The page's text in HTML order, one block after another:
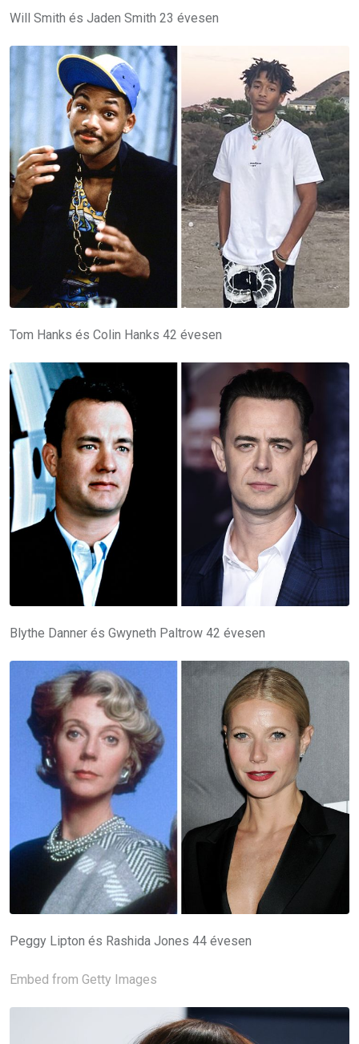
Will Smith és Jaden Smith 23 évesen
Tom Hanks és Colin Hanks 42 évesen
Blythe Danner és Gwyneth Paltrow 42 évesen
Peggy Lipton és Rashida Jones 44 évesen
Embed from Getty Images